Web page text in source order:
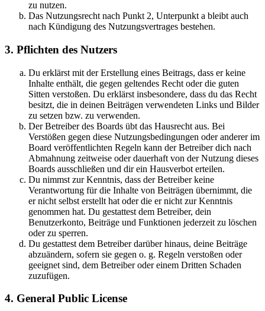
zu nutzen.
Das Nutzungsrecht nach Punkt 2, Unterpunkt a bleibt auch
nach Kündigung des Nutzungsvertrages bestehen.
3. Pflichten des Nutzers
Du erklärst mit der Erstellung eines Beitrags, dass er keine
Inhalte enthält, die gegen geltendes Recht oder die guten
Sitten verstoßen. Du erklärst insbesondere, dass du das Recht
besitzt, die in deinen Beiträgen verwendeten Links und Bilder
zu setzen bzw. zu verwenden.
Der Betreiber des Boards übt das Hausrecht aus. Bei
Verstößen gegen diese Nutzungsbedingungen oder anderer im
Board veröffentlichten Regeln kann der Betreiber dich nach
Abmahnung zeitweise oder dauerhaft von der Nutzung dieses
Boards ausschließen und dir ein Hausverbot erteilen.
Du nimmst zur Kenntnis, dass der Betreiber keine
Verantwortung für die Inhalte von Beiträgen übernimmt, die
er nicht selbst erstellt hat oder die er nicht zur Kenntnis
genommen hat. Du gestattest dem Betreiber, dein
Benutzerkonto, Beiträge und Funktionen jederzeit zu löschen
oder zu sperren.
Du gestattest dem Betreiber darüber hinaus, deine Beiträge
abzuändern, sofern sie gegen o. g. Regeln verstoßen oder
geeignet sind, dem Betreiber oder einem Dritten Schaden
zuzufügen.
4. General Public License